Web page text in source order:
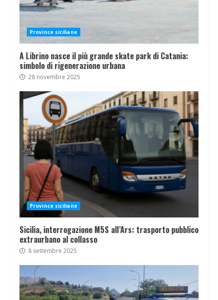
Province siciliane
A Librino nasce il più grande skate park di Catania:
simbolo di rigenerazione urbana
28 novembre 2025
Province siciliane
Sicilia, interrogazione M5S all’Ars: trasporto pubblico
extraurbano al collasso
8 settembre 2025